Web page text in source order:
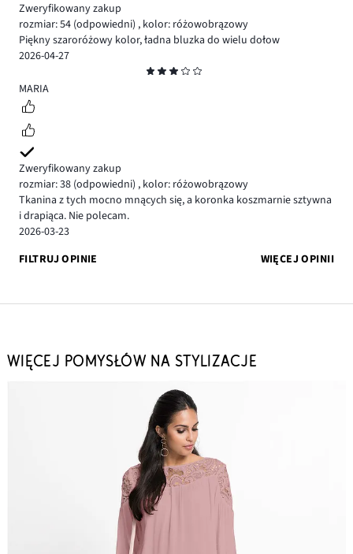
Zweryfikowany zakup
rozmiar: 54 (odpowiedni) , kolor: różowobrązowy
Piękny szaroróżowy kolor, ładna bluzka do wielu dołow
2026-04-27
3
MARIA
Zweryfikowany zakup
rozmiar: 38 (odpowiedni) , kolor: różowobrązowy
Tkanina z tych mocno mnących się, a koronka koszmarnie sztywna
i drapiąca. Nie polecam.
2026-03-23
FILTRUJ OPINIE
WIĘCEJ OPINII
WIĘCEJ POMYSŁÓW NA STYLIZACJE